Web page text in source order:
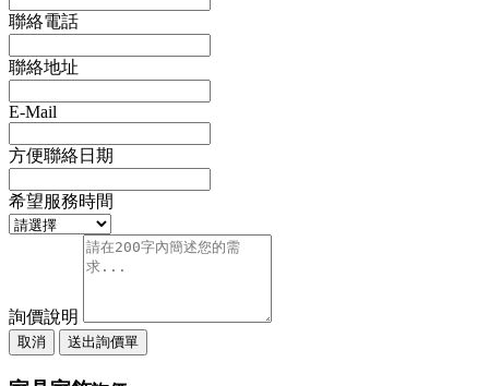
聯絡電話
聯絡地址
E-Mail
方便聯絡日期
希望服務時間
詢價說明
取消 送出詢價單